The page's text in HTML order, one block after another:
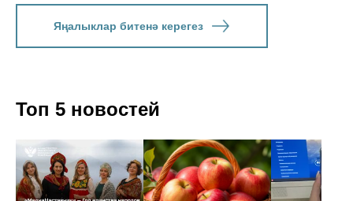
Яңалыклар битенә керегез
Топ 5 новостей